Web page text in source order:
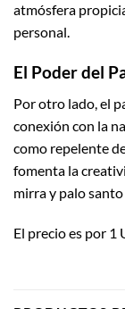
atmósfera
personal.
El Poder del
Por otro lado, el
conexión con la
como repelente
fomenta la
mirra y palo
El precio es por 1